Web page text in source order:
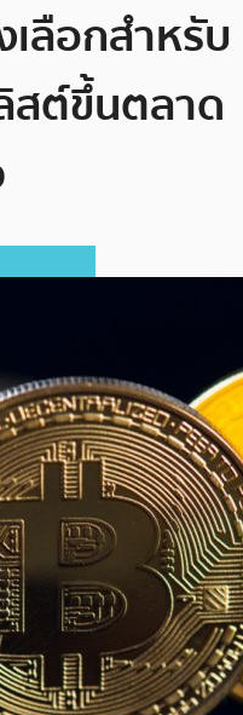
เลือกสำหรับ
สต์ขึ้นตลาด